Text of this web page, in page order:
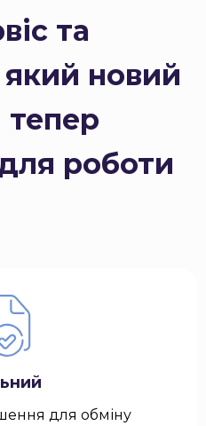
та
який новий
тепер
роботи
для обміну